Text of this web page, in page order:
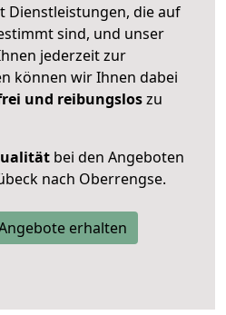
Dienstleistungen, die auf
sind, und unser
jederzeit zur
können wir Ihnen dabei
und reibungsloszu
bei den Angeboten
nach Oberrengse.
erhalten